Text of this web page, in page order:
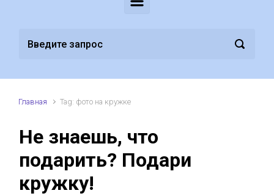
Главная Tag: фото на кружке
Не знаешь, что
подарить? Подари
кружку!